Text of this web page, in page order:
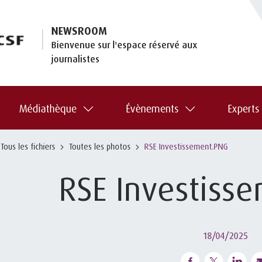
NEWSROOM
Bienvenue sur l'espace réservé aux
journalistes
Médiathèque Évènements Experts
Tous les fichiers Toutes les photos RSE Investissement.PNG
RSE
18/04/2025